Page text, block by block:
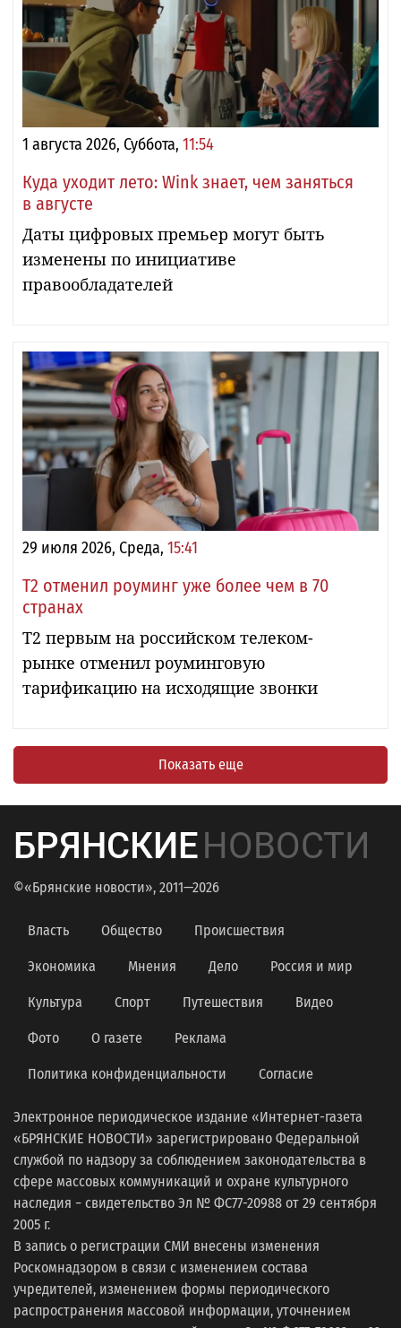
1 августа 2026, Суббота, 11:54
Куда уходит лето: Wink знает, чем заняться
в августе
Даты цифровых премьер могут быть
изменены по инициативе
правообладателей
29 июля 2026, Среда, 15:41
Т2 отменил роуминг уже более чем в 70
странах
T2 первым на российском телеком-
рынке отменил роуминговую
тарификацию на исходящие звонки
Показать еще
БРЯНСКИЕНОВОСТИ
©«Брянские новости», 2011—2026
Власть Общество Происшествия
Экономика Мнения Дело Россия и мир
Культура Спорт Путешествия Видео
Фото О газете Реклама
Политика конфиденциальности Согласие
Электронное периодическое издание «Интернет-газета
«БРЯНСКИЕ НОВОСТИ» зарегистрировано Федеральной
службой по надзору за соблюдением законодательства в
сфере массовых коммуникаций и охране культурного
наследия − свидетельство Эл № ФС77-20988 от 29 сентября
2005 г.
В запись о регистрации СМИ внесены изменения
Роскомнадзором в связи с изменением состава
учредителей, изменением формы периодического
распространения массовой информации, уточнением